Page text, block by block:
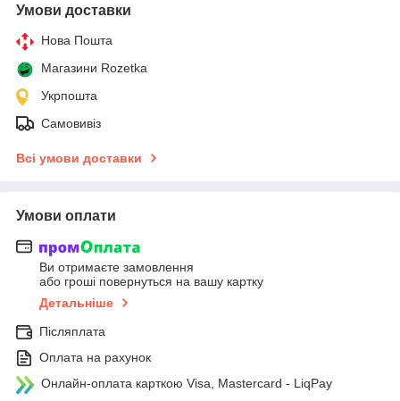
Умови доставки
Нова Пошта
Магазини Rozetka
Укрпошта
Самовивіз
Всі умови доставки
Умови оплати
Ви отримаєте замовлення
або гроші повернуться на вашу картку
Детальніше
Післяплата
Оплата на рахунок
Онлайн-оплата карткою Visa, Mastercard - LiqPay